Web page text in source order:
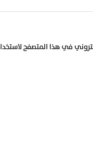
في هذا المتصفح